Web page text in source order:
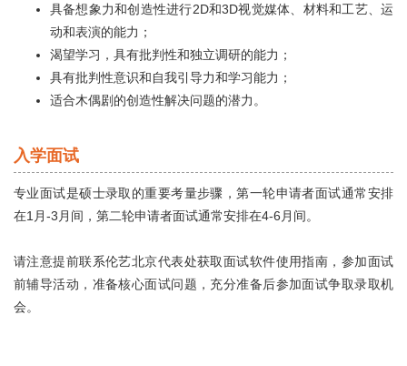
具备想象力和创造性进行2D和3D视觉媒体、材料和工艺、运
动和表演的能力；
渴望学习，具有批判性和独立调研的能力；
具有批判性意识和自我引导力和学习能力；
适合木偶剧的创造性解决问题的潜力。
入学面试
专业面试是硕士录取的重要考量步骤，第一轮申请者面试通常安排
在1月-3月间，第二轮申请者面试通常安排在4-6月间。
请注意提前联系伦艺北京代表处获取面试软件使用指南，参加面试
前辅导活动，准备核心面试问题，充分准备后参加面试争取录取机
会。